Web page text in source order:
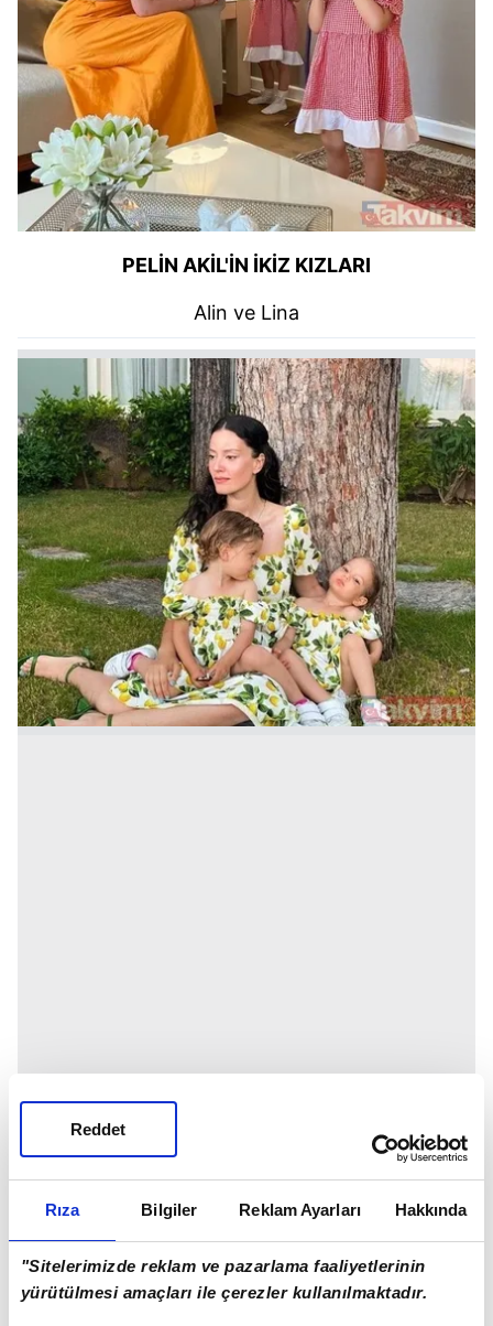
Rıza Bilgiler Reklam Ayarları Hakkında
"Sitelerimizde reklam ve pazarlama faaliyetlerinin
yürütülmesi amaçları ile çerezler kullanılmaktadır.
Reddet
PELİN AKİL'İN İKİZ KIZLARI
Alin ve Lina